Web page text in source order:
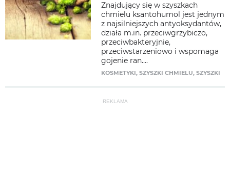
Znajdujący się w szyszkach
chmielu ksantohumol jest jednym
z najsilniejszych antyoksydantów,
działa m.in. przeciwgrzybiczo,
przeciwbakteryjnie,
przeciwstarzeniowo i wspomaga
gojenie ran....
KOSMETYKI, SZYSZKI CHMIELU, SZYSZKI
REKLAMA